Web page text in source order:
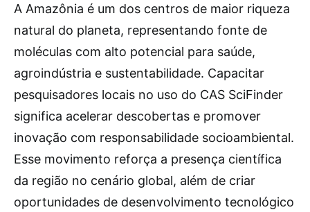
A Amazônia é um dos centros de maior riqueza
natural do planeta, representando fonte de
moléculas com alto potencial para saúde,
agroindústria e sustentabilidade. Capacitar
pesquisadores locais no uso do CAS SciFinder
significa acelerar descobertas e promover
inovação com responsabilidade socioambiental.
Esse movimento reforça a presença científica
da região no cenário global, além de criar
oportunidades de desenvolvimento tecnológico